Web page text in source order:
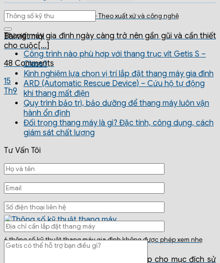
Giá thang máy gia đình 2026 – Theo xuất xứ và công nghệ
Thang máy gia đình ngày càng trở nên gần gũi và cần thiết
cho cuộc[...]
48 Comments
15
Th9
6 thông số kỹ thuật thang máy gia đình không được phép xem nhẹ
Lựa chọn một chiếc thang máy phù hợp cho mục đích sử
Bài viết mới
Công trình nào phù hợp với thang trục vít Getis S –
Class?
Kinh nghiệm lựa chọn vị trí lắp đặt thang máy gia đình
ARD (Automatic Rescue Device) – Cứu hộ tự động
khi thang mất điện
Quy trình bảo trì, bảo dưỡng để thang máy luôn vận
hành ổn định
Đối trọng thang máy là gì? Đặc tính, công dụng, cách
giám sát chất lượng
Tư Vấn Tôi